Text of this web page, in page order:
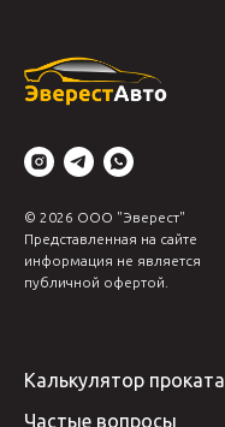
© 2026 ООО "Эверест"
Представленная на сайте
информация не является
публичной офертой.
Калькулятор проката
Частые вопросы